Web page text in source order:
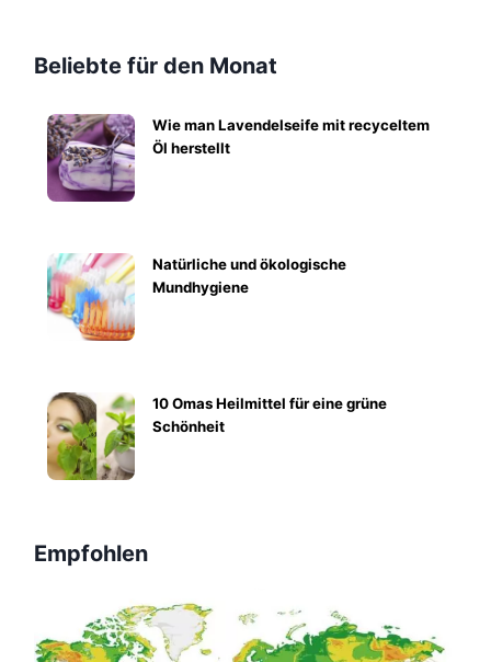
Beliebte für den Monat
Wie man Lavendelseife mit recyceltem
Öl herstellt
Natürliche und ökologische
Mundhygiene
10 Omas Heilmittel für eine grüne
Schönheit
Empfohlen